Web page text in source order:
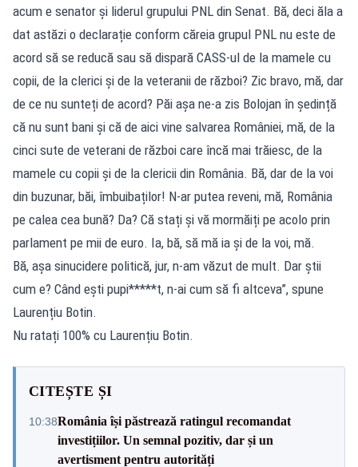
acum e senator și liderul grupului PNL din Senat. Bă, deci ăla a
dat astăzi o declarație conform căreia grupul PNL nu este de
acord să se reducă sau să dispară CASS-ul de la mamele cu
copii, de la clerici și de la veteranii de război? Zic bravo, mă, dar
de ce nu sunteți de acord? Păi așa ne-a zis Bolojan în ședință
că nu sunt bani și că de aici vine salvarea României, mă, de la
cinci sute de veterani de război care încă mai trăiesc, de la
mamele cu copii și de la clericii din România. Bă, dar de la voi
din buzunar, băi, îmbuibaților! N-ar putea reveni, mă, România
pe calea cea bună? Da? Că stați și vă mormăiți pe acolo prin
parlament pe mii de euro. Ia, bă, să mă ia și de la voi, mă.
Bă, așa sinucidere politică, jur, n-am văzut de mult. Dar știi
cum e? Când ești pupi*****t, n-ai cum să fi altceva”, spune
Laurențiu Botin.
Nu ratați 100% cu Laurențiu Botin.
CITEȘTE ȘI
10:38România își păstrează ratingul recomandat
investițiilor. Un semnal pozitiv, dar și un
avertisment pentru autorități